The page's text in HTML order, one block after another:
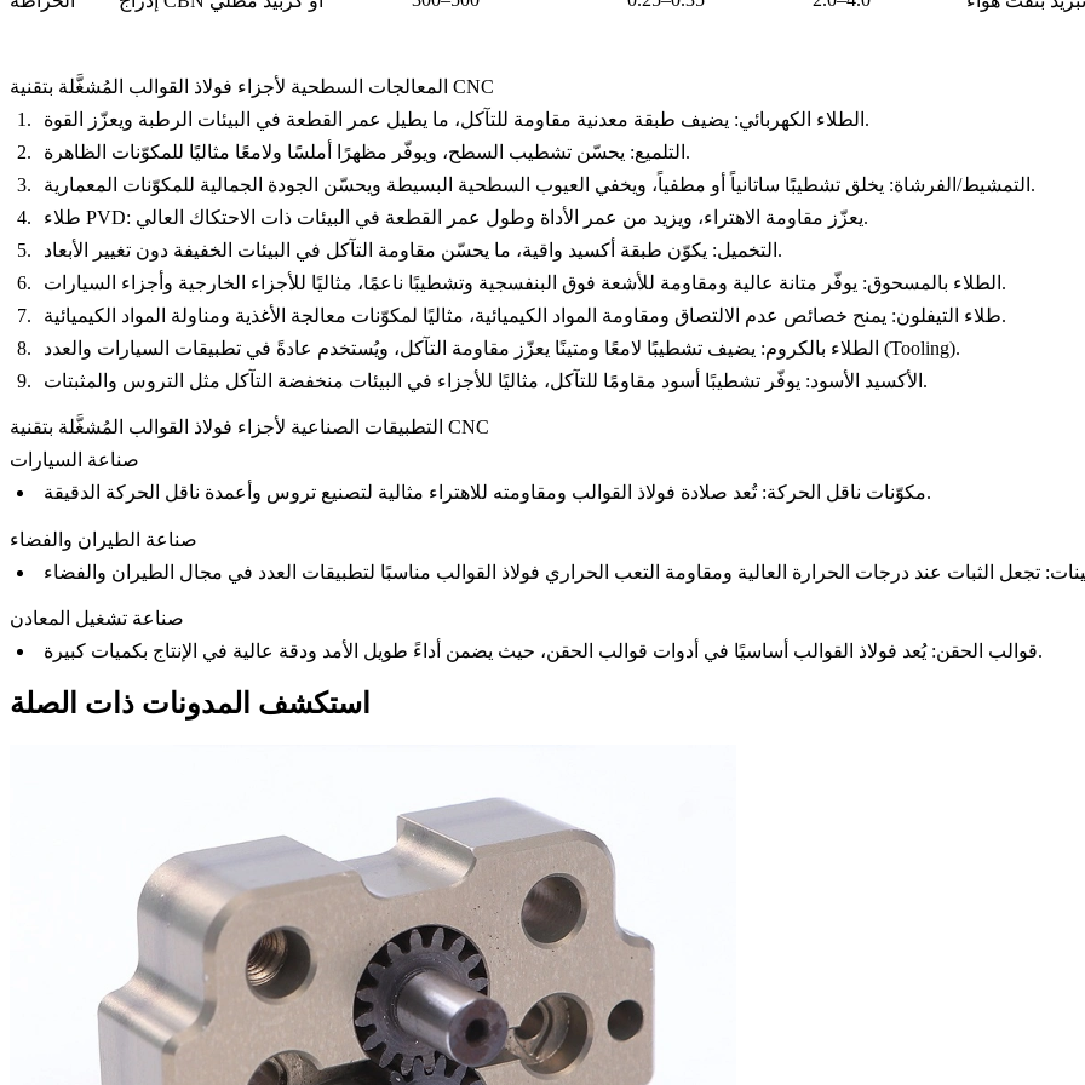
المعالجات السطحية لأجزاء فولاذ القوالب المُشغَّلة بتقنية CNC
الطلاء الكهربائي : يضيف طبقة معدنية مقاومة للتآكل، ما يطيل عمر القطعة في البيئات الرطبة ويعزّز القوة.
التلميع : يحسّن تشطيب السطح، ويوفّر مظهرًا أملسًا ولامعًا مثاليًا للمكوّنات الظاهرة.
التمشيط/الفرشاة : يخلق تشطيبًا ساتانياً أو مطفياً، ويخفي العيوب السطحية البسيطة ويحسّن الجودة الجمالية للمكوّنات المعمارية.
طلاء PVD
: يعزّز مقاومة الاهتراء، ويزيد من عمر الأداة وطول عمر القطعة في البيئات ذات الاحتكاك العالي.
التخميل : يكوّن طبقة أكسيد واقية، ما يحسّن مقاومة التآكل في البيئات الخفيفة دون تغيير الأبعاد.
الطلاء بالمسحوق : يوفّر متانة عالية ومقاومة للأشعة فوق البنفسجية وتشطيبًا ناعمًا، مثاليًا للأجزاء الخارجية وأجزاء السيارات.
طلاء التيفلون: يمنح خصائص عدم الالتصاق ومقاومة المواد الكيميائية، مثاليًا لمكوّنات معالجة الأغذية ومناولة المواد الكيميائية.
الطلاء بالكروم : يضيف تشطيبًا لامعًا ومتینًا يعزّز مقاومة التآكل، ويُستخدم عادةً في تطبيقات السيارات والعدد (Tooling).
الأكسيد الأسود : يوفّر تشطيبًا أسود مقاومًا للتآكل، مثاليًا للأجزاء في البيئات منخفضة التآكل مثل التروس والمثبتات.
التطبيقات الصناعية لأجزاء فولاذ القوالب المُشغَّلة بتقنية CNC
صناعة السيارات
مكوّنات ناقل الحركة: تُعد صلادة فولاذ القوالب ومقاومته للاهتراء مثالية لتصنيع تروس وأعمدة ناقل الحركة الدقيقة.
صناعة الطيران والفضاء
صناعة تشغيل المعادن
قوالب الحقن: يُعد فولاذ القوالب أساسيًا في أدوات قوالب الحقن، حيث يضمن أداءً طويل الأمد ودقة عالية في الإنتاج بكميات كبيرة.
استكشف المدونات ذات الصلة